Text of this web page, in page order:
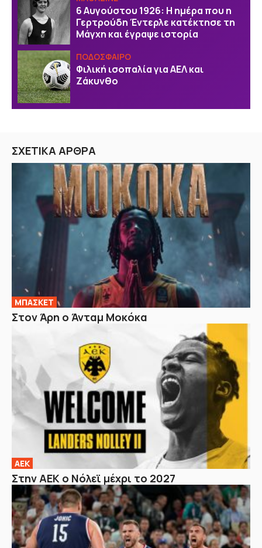
6 Αυγούστου 1926: Η ημέρα που η
Γερτρούδη Έντερλε κατέκτησε τη
Μάγχη και έγραψε ιστορία
ΠΟΔΟΣΦΑΙΡΟ
Φιλική ισοπαλία για ΑΕΛ και
Ζάκυνθο
ΣΧΕΤΙΚΑ ΑΡΘΡΑ
ΜΠΑΣΚΕΤ
Στον Άρη ο Άνταμ Μοκόκα
ΑΕΚ
Στην ΑΕΚ ο Νόλεϊ μέχρι το 2027